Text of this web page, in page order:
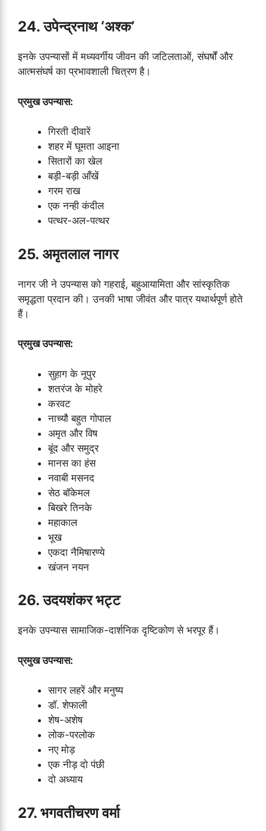
24. उपेन्द्रनाथ ‘अश्क’
इनके उपन्यासों में मध्यवर्गीय जीवन की जटिलताओं, संघर्षों और
आत्मसंघर्ष का प्रभावशाली चित्रण है।
प्रमुख उपन्यास:
गिरती दीवारें
शहर में घूमता आइना
सितारों का खेल
बड़ी-बड़ी आँखें
गरम राख
एक नन्ही कंदील
पत्थर-अल-पत्थर
25. अमृतलाल नागर
नागर जी ने उपन्यास को गहराई, बहुआयामिता और सांस्कृतिक
समृद्धता प्रदान की। उनकी भाषा जीवंत और पात्र यथार्थपूर्ण होते
हैं।
प्रमुख उपन्यास:
सुहाग के नूपुर
शतरंज के मोहरे
करवट
नाच्यौ बहुत गोपाल
अमृत और विष
बूंद और समुद्र
मानस का हंस
नवाबी मसनद
सेठ बॉकेमल
बिखरे तिनके
महाकाल
भूख
एकदा नैमिषारण्ये
खंजन नयन
26. उदयशंकर भट्ट
इनके उपन्यास सामाजिक-दार्शनिक दृष्टिकोण से भरपूर हैं।
प्रमुख उपन्यास:
सागर लहरें और मनुष्य
डॉ. शेफाली
शेष-अशेष
लोक-परलोक
नए मोड़
एक नीड़ दो पंछी
दो अध्याय
27. भगवतीचरण वर्मा